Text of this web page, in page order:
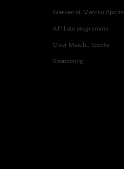
Werken bij Matchu Sports
Affiliate programma
Over Matchu Sports
Sponsoring